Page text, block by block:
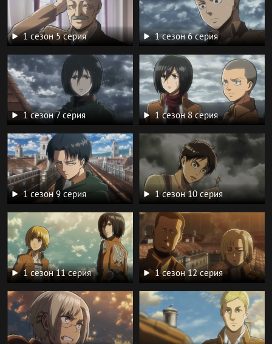
1 сезон 5 серия 1 сезон 6 серия
1 сезон 7 серия 1 сезон 8 серия
1 сезон 9 серия 1 сезон 10 серия
1 сезон 11 серия 1 сезон 12 серия